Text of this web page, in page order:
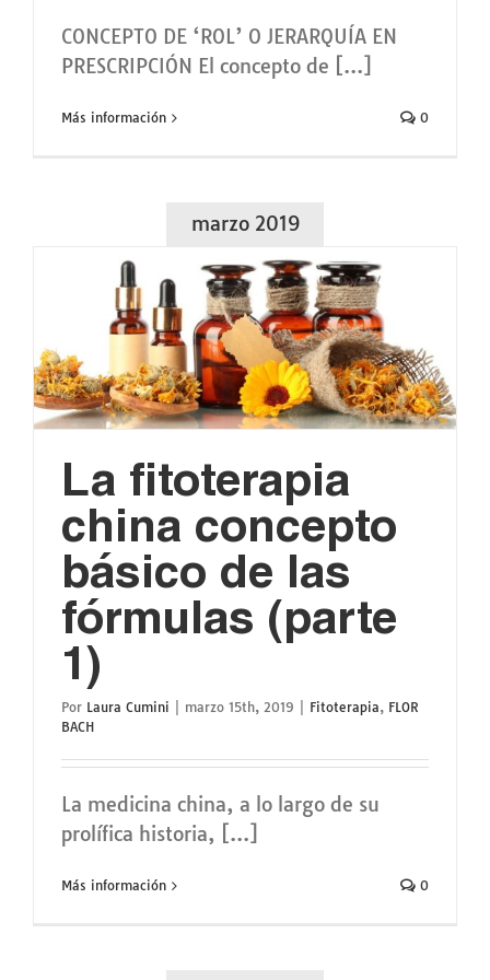
CONCEPTO DE ‘ROL’ O JERARQUÍA EN
PRESCRIPCIÓN El concepto de [...]
Más información 0
marzo 2019
La fitoterapia
china concepto
básico de las
fórmulas (parte
1)
Por Laura Cumini marzo 15th, 2019 Fitoterapia, FLOR
BACH
La medicina china, a lo largo de su
prolífica historia, [...]
Más información 0